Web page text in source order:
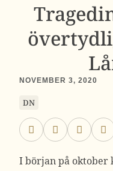
NOVEMBER 3, 2020
DN
I början på oktober